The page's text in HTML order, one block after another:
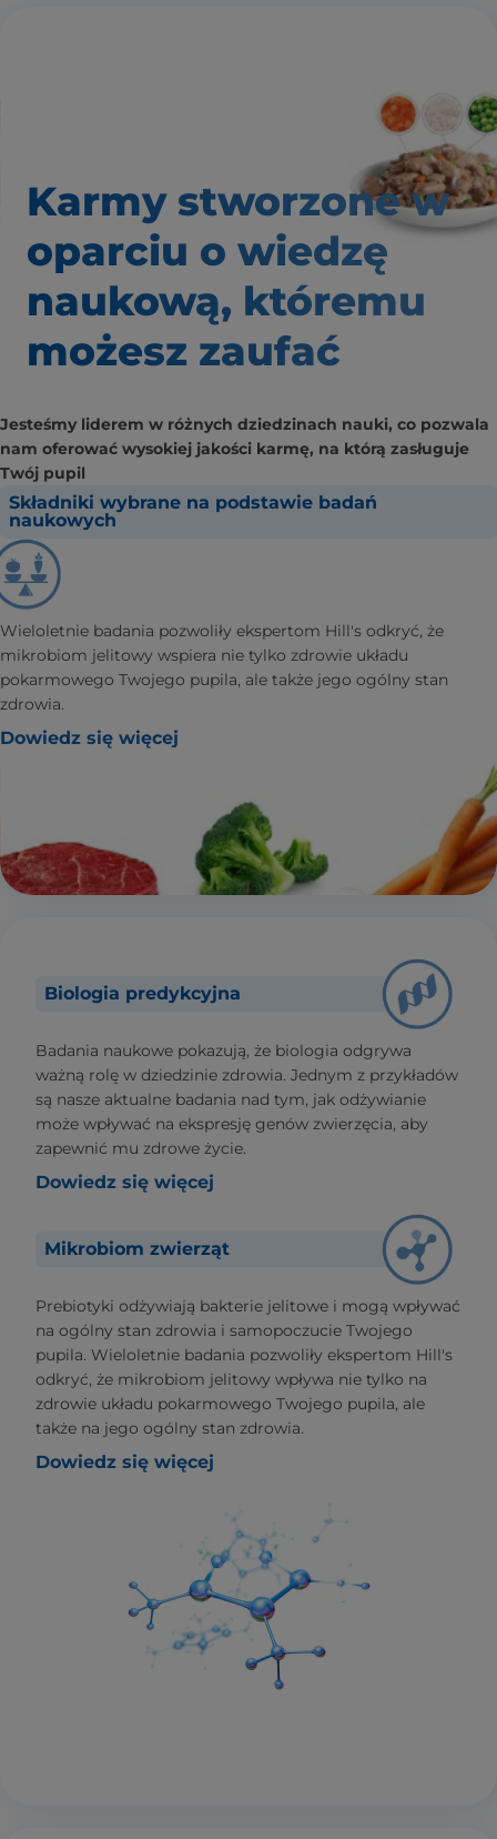
Karmy stworzone w
oparciu o wiedzę
naukową, któremu
możesz zaufać
Jesteśmy liderem w różnych dziedzinach nauki, co pozwala
nam oferować wysokiej jakości karmę, na którą zasługuje
Twój pupil
Składniki wybrane na podstawie badań
naukowych
Wieloletnie badania pozwoliły ekspertom Hill's odkryć, że
mikrobiom jelitowy wspiera nie tylko zdrowie układu
pokarmowego Twojego pupila, ale także jego ogólny stan
zdrowia.
Dowiedz się więcej
Biologia predykcyjna
Badania naukowe pokazują, że biologia odgrywa
ważną rolę w dziedzinie zdrowia. Jednym z przykładów
są nasze aktualne badania nad tym, jak odżywianie
może wpływać na ekspresję genów zwierzęcia, aby
zapewnić mu zdrowe życie.
Dowiedz się więcej
Mikrobiom zwierząt
Prebiotyki odżywiają bakterie jelitowe i mogą wpływać
na ogólny stan zdrowia i samopoczucie Twojego
pupila. Wieloletnie badania pozwoliły ekspertom Hill's
odkryć, że mikrobiom jelitowy wpływa nie tylko na
zdrowie układu pokarmowego Twojego pupila, ale
także na jego ogólny stan zdrowia.
Dowiedz się więcej